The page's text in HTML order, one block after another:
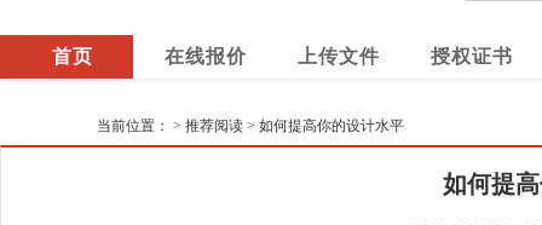
首页 在线报价 上传文件 授权证书
当前位置： > 推荐阅读 > 如何提高你的设计水平
如何提